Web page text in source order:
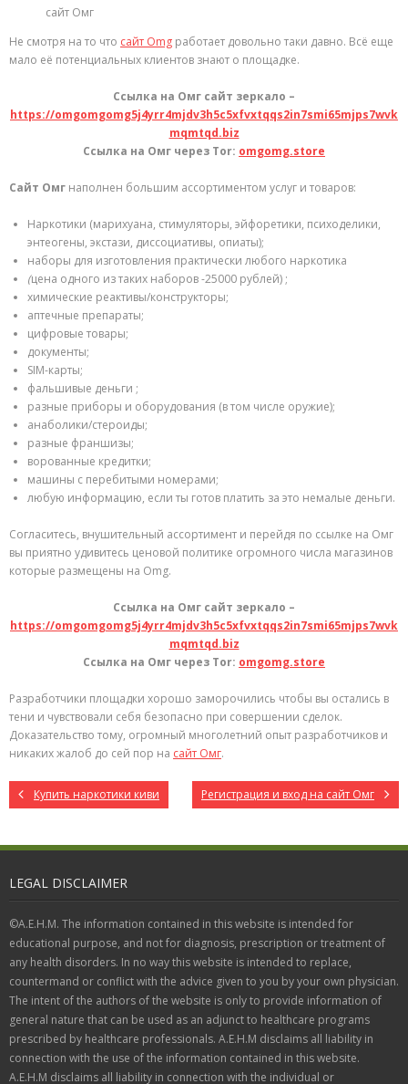
сайт Омг
Не смотря на то что сайт Omg работает довольно таки давно. Всё еще
мало её потенциальных клиентов знают о площадке.
Ссылка на Омг сайт зеркало –
https://omgomgomg5j4yrr4mjdv3h5c5xfvxtqqs2in7smi65mjps7wvk
mqmtqd.biz
Ссылка на Омг через Tor: omgomg.store
Сайт Омг наполнен большим ассортиментом услуг и товаров:
Наркотики (марихуана, стимуляторы, эйфоретики, психоделики,
энтеогены, экстази, диссоциативы, опиаты);
наборы для изготовления практически любого наркотика
(цена одного из таких наборов -25000 рублей) ;
химические реактивы/конструкторы;
аптечные препараты;
цифровые товары;
документы;
SIM-карты;
фальшивые деньги ;
разные приборы и оборудования (в том числе оружие);
анаболики/стероиды;
разные франшизы;
ворованные кредитки;
машины с перебитыми номерами;
любую информацию, если ты готов платить за это немалые деньги.
Согласитесь, внушительный ассортимент и перейдя по ссылке на Омг
вы приятно удивитесь ценовой политике огромного числа магазинов
которые размещены на Omg.
Ссылка на Омг сайт зеркало –
https://omgomgomg5j4yrr4mjdv3h5c5xfvxtqqs2in7smi65mjps7wvk
mqmtqd.biz
Ссылка на Омг через Tor: omgomg.store
Разработчики площадки хорошо заморочились чтобы вы остались в
тени и чувствовали себя безопасно при совершении сделок.
Доказательство тому, огромный многолетний опыт разработчиков и
никаких жалоб до сей пор на сайт Омг.
Купить наркотики киви Регистрация и вход на сайт Омг
LEGAL DISCLAIMER
©A.E.H.M. The information contained in this website is intended for
educational purpose, and not for diagnosis, prescription or treatment of
any health disorders. In no way this website is intended to replace,
countermand or conflict with the advice given to you by your own physician.
The intent of the authors of the website is only to provide information of
general nature that can be used as an adjunct to healthcare programs
prescribed by healthcare professionals. A.E.H.M disclaims all liability in
connection with the use of the information contained in this website.
A.E.H.M disclaims all liability in connection with the individual or